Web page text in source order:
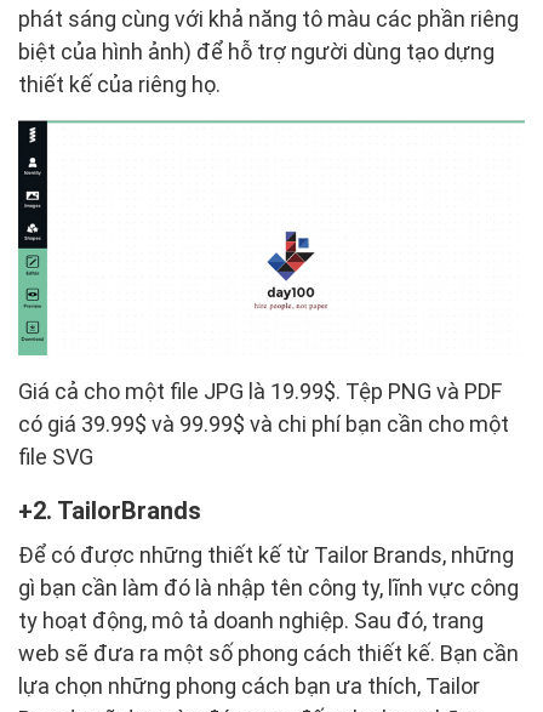
phát sáng cùng với khả năng tô màu các phần riêng
biệt của hình ảnh) để hỗ trợ người dùng tạo dựng
thiết kế của riêng họ.
Giá cả cho một file JPG là 19.99$. Tệp PNG và PDF
có giá 39.99$ và 99.99$ và chi phí bạn cần cho một
file SVG
2. TailorBrands
Để có được những thiết kế từ Tailor Brands, những
gì bạn cần làm đó là nhập tên công ty, lĩnh vực công
ty hoạt động, mô tả doanh nghiệp. Sau đó, trang
web sẽ đưa ra một số phong cách thiết kế. Bạn cần
lựa chọn những phong cách bạn ưa thích, Tailor